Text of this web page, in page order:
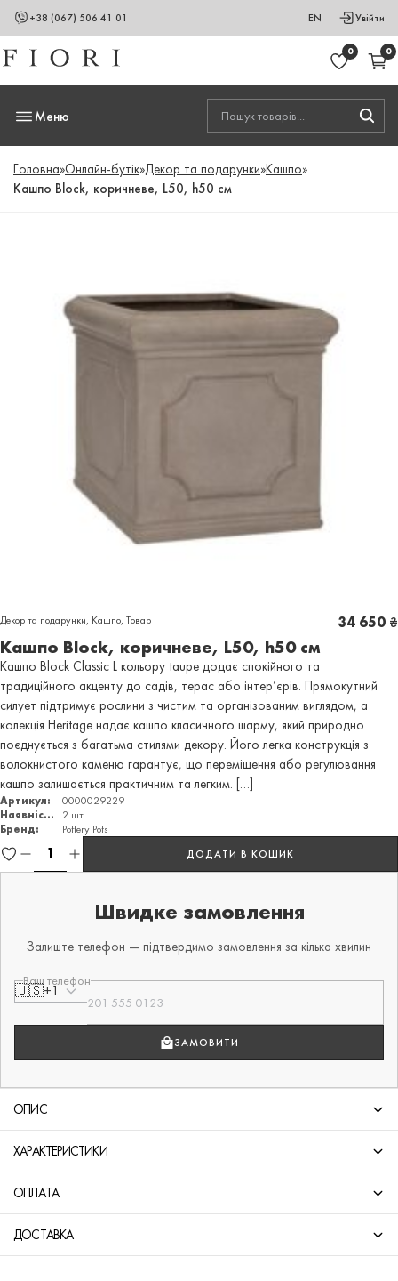
+38 (067) 506 41 01 EN Увійти
0 0
Меню
Головна»Онлайн-бутік»Декор та подарунки»Кашпо»
Кашпо Block, коричневе, L50, h50 см
Декор та подарунки, Кашпо, Товар
Кашпо Block, коричневе, L50, h50 см
34 650 ₴
Кашпо Block Classic L кольору taupe додає спокійного та
традиційного акценту до садів, терас або інтер’єрів. Прямокутний
силует підтримує рослини з чистим та організованим виглядом, а
колекція Heritage надає кашпо класичного шарму, який природно
поєднується з багатьма стилями декору. Його легка конструкція з
волокнистого каменю гарантує, що переміщення або регулювання
кашпо залишається практичним та легким. […]
Артикул:
0000029229
Наявність:
2 шт
Бренд:
Pottery Pots
ДОДАТИ В КОШИК
Швидке замовлення
Залиште телефон — підтвердимо замовлення за кілька хвилин
Ваш телефон
🇺🇸+1
ЗАМОВИТИ
ОПИС
ХАРАКТЕРИСТИКИ
ОПЛАТА
ДОСТАВКА